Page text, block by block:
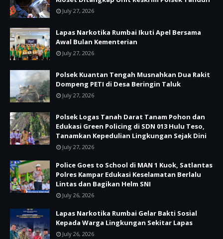
July 27, 2026
Lapas Narkotika Rumbai Ikuti Apel Bersama
Awal Bulan Kementerian
July 27, 2026
Polsek Kuantan Tengah Musnahkan Dua Rakit
Dompeng PETI di Desa Beringin Taluk
July 27, 2026
Polsek Logas Tanah Darat Tanam Pohon dan
Edukasi Green Policing di SDN 013 Hulu Teso,
Tanamkan Kepedulian Lingkungan Sejak Dini
July 27, 2026
Police Goes to School di MAN 1 Kuok, Satlantas
Polres Kampar Edukasi Keselamatan Berlalu
Lintas dan Bagikan Helm SNI
July 26, 2026
Lapas Narkotika Rumbai Gelar Bakti Sosial
Kepada Warga Lingkungan Sekitar Lapas
July 26, 2026